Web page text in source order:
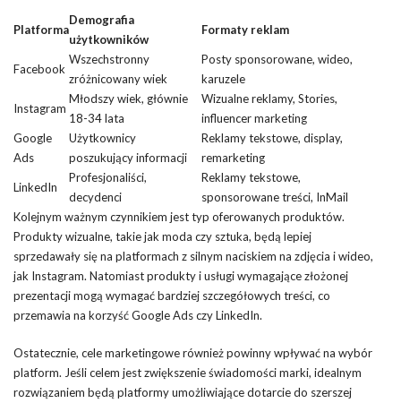
Platforma
Demografia
użytkowników
Formaty reklam
Facebook
Wszechstronny
zróżnicowany wiek
Posty sponsorowane, wideo,
karuzele
Instagram
Młodszy wiek, głównie
18-34 lata
Wizualne reklamy, Stories,
influencer marketing
Google
Ads
Użytkownicy
poszukujący informacji
Reklamy tekstowe, display,
remarketing
LinkedIn
Profesjonaliści,
decydenci
Reklamy tekstowe,
sponsorowane treści, InMail
Kolejnym ważnym czynnikiem jest typ oferowanych produktów.
Produkty wizualne, takie jak moda czy sztuka, będą lepiej
sprzedawały się na platformach z silnym naciskiem na zdjęcia i wideo,
jak Instagram. Natomiast produkty i usługi wymagające złożonej
prezentacji mogą wymagać bardziej szczegółowych treści, co
przemawia na korzyść Google Ads czy LinkedIn.
Ostatecznie, cele marketingowe również powinny wpływać na wybór
platform. Jeśli celem jest zwiększenie świadomości marki, idealnym
rozwiązaniem będą platformy umożliwiające dotarcie do szerszej